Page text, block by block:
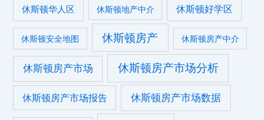
休斯顿华人区 休斯顿地产中介 休斯顿好学区
休斯顿安全地图 休斯顿房产 休斯顿房产中介
休斯顿房产市场 休斯顿房产市场分析
休斯顿房产市场报告 休斯顿房产市场数据